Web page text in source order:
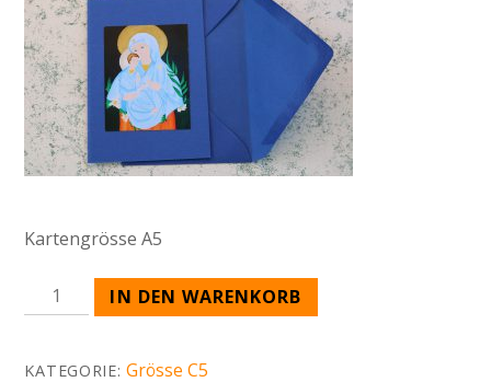
Kartengrösse A5
MOTIV
MADONNA
MENGE
IN DEN WARENKORB
KATEGORIE:Grösse C5